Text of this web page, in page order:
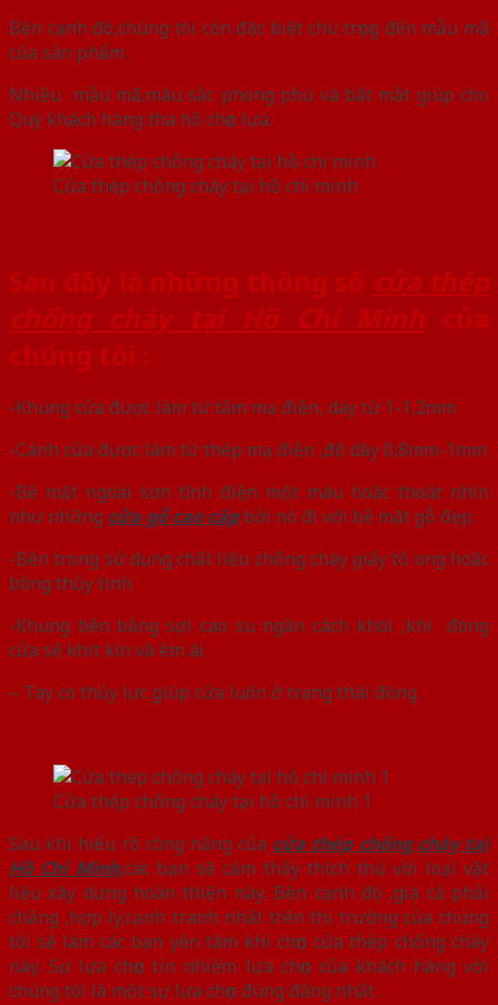
Bên cạnh đó,chúng tôi còn đặc biệt chú trọng đến mẫu mã
của sản phẩm .
Nhiều mẫu mã,màu sắc phong phú và bắt mắt giúp cho
Quý khách hàng tha hồ chọn lựa.
Cửa thép chống cháy tại hồ chí minh
Sau đây là những thông số cửa thép
chống cháy tại Hồ Chí Minh của
chúng tôi :
-Khung cửa được làm từ tấm mạ điện, dày từ 1-1,2mm
-Cánh cửa được làm từ thép mạ điện ,độ dày 0,8mm-1mm
-Bề mặt ngoài sơn tĩnh điện một màu hoặc thoát nhìn
như những cửa gỗ cao cấpbởi nó đi với bề mặt gỗ đẹp.
-Bên trong sử dụng chất liệu chống cháy giấy tổ ong hoặc
bông thủy tinh
-Khung bên bằng sợi cao su ngăn cách khói ,khi đóng
cửa sẽ khít kín và êm ái.
– Tay co thủy lực giúp cửa luôn ở trạng thái đóng.
Cửa thép chống cháy tại hồ chí minh 1
Sau khi hiểu rõ công năng của cửa thép chống cháy tại
Hồ Chí Minh,các bạn sẽ cảm thấy thích thú với loại vật
liệu xây dựng hoàn thiện này. Bên cạnh đó ,giá cả phải
chăng ,hợp lý,cạnh tranh nhất trên thị trường của chúng
tôi sẽ làm các bạn yên tâm khi chọn cửa thép chống cháy
này. Sự lựa chọn tin nhiệm lựa chọn của khách hàng với
chúng tôi là một sự lựa chọn đúng đắng nhất .